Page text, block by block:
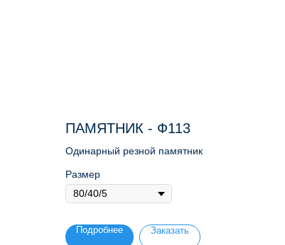
ПАМЯТНИК - Ф113
Одинарный резной памятник
Размер
Подробнее Заказать